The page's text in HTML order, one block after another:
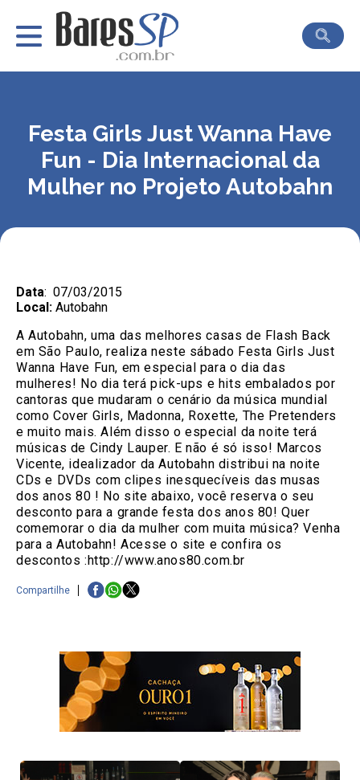
Festa Girls Just Wanna Have
Fun - Dia Internacional da
Mulher no Projeto Autobahn
Data: 07/03/2015
Local: Autobahn
A Autobahn, uma das melhores casas de Flash Back
em São Paulo, realiza neste sábado Festa Girls Just
Wanna Have Fun, em especial para o dia das
mulheres! No dia terá pick-ups e hits embalados por
cantoras que mudaram o cenário da música mundial
como Cover Girls, Madonna, Roxette, The Pretenders
e muito mais. Além disso o especial da noite terá
músicas de Cindy Lauper. E não é só isso! Marcos
Vicente, idealizador da Autobahn distribui na noite
CDs e DVDs com clipes inesquecíveis das musas
dos anos 80 ! No site abaixo, você reserva o seu
desconto para a grande festa dos anos 80! Quer
comemorar o dia da mulher com muita música? Venha
para a Autobahn! Acesse o site e confira os
descontos :http://www.anos80.com.br
Compartilhe